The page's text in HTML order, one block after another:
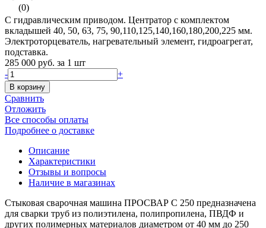
(0)
С гидравлическим приводом. Центратор с комплектом
вкладышей 40, 50, 63, 75, 90,110,125,140,160,180,200,225 мм.
Электроторцеватель, нагревательный элемент, гидроагрегат,
подставка.
285 000 руб. за 1 шт
-
+
В корзину
Сравнить
Отложить
Все способы оплаты
Подробнее о доставке
Описание
Характеристики
Отзывы и вопросы
Наличие в магазинах
Стыковая сварочная машина ПРОСВАР С 250 предназначена
для сварки труб из полиэтилена, полипропилена, ПВДФ и
других полимерных материалов диаметром от 40 мм до 250